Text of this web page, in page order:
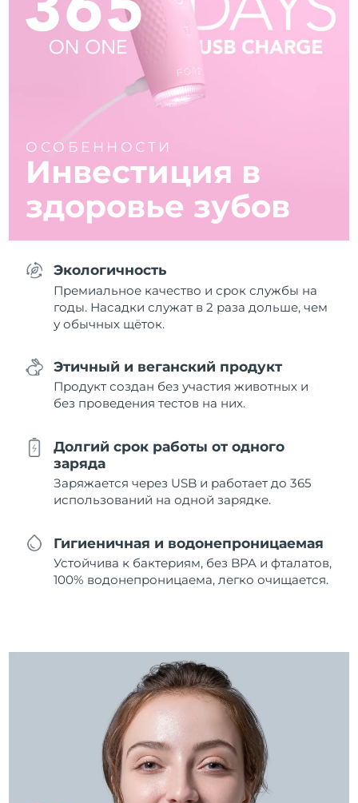
ОСОБЕННОСТИ
Инвестиция в
здоровье зубов
Экологичность
Премиальное качество и срок службы на
годы. Насадки служат в 2 раза дольше, чем
у обычных щёток.
Этичный и веганский продукт
Продукт создан без участия животных и
без проведения тестов на них.
Долгий срок работы от одного
заряда
Заряжается через USB и работает до 365
использований на одной зарядке.
Гигиеничная и водонепроницаемая
Устойчива к бактериям, без BPA и фталатов,
100% водонепроницаема, легко очищается.